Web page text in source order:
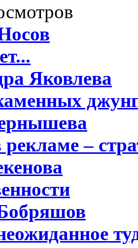
Яковлева
–